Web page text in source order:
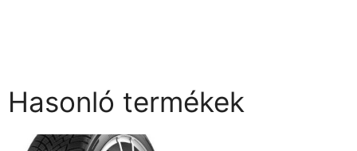
Hasonló termékek